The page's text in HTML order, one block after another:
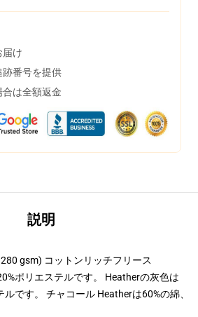
届け
番号を提供
は全額返金
説明
gsm) コットンリッチフリース
ポリエステルです。 Heatherの灰色は
です。 チャコール Heatherは60%の綿、